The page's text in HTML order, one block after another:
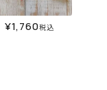
¥1,760税込